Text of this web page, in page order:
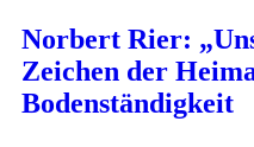
Norbert Rier:
Zeichen der
Bodenständigkeit